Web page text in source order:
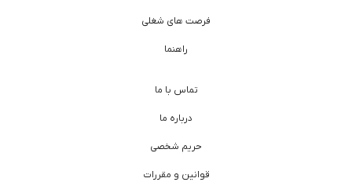
فرصت های شغلی
راهنما
تماس با ما
درباره ما
حریم شخصی
قوانین و مقررات